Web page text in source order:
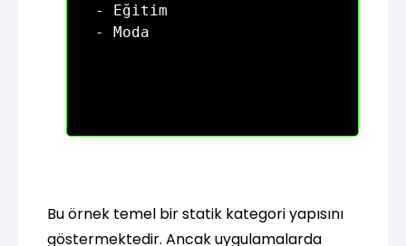
- Eğitim
Bu örnek temel bir statik kategori yapısını
göstermektedir. Ancak uygulamalarda